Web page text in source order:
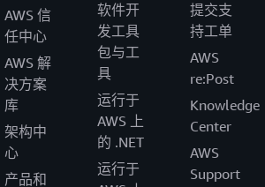
AWS 信
任中心
AWS 解
决方案
库
架构中
心
产品和
软件开
发工具
包与工
具
运行于
AWS 上
的 .NET
运行于
提交支
持工单
AWS
re:Post
Knowledge
Center
AWS
Support